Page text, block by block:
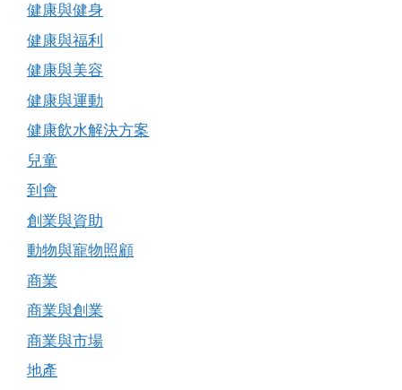
健康與健身
健康與福利
健康與美容
健康與運動
健康飲水解決方案
兒童
到會
創業與資助
動物與寵物照顧
商業
商業與創業
商業與市場
地產